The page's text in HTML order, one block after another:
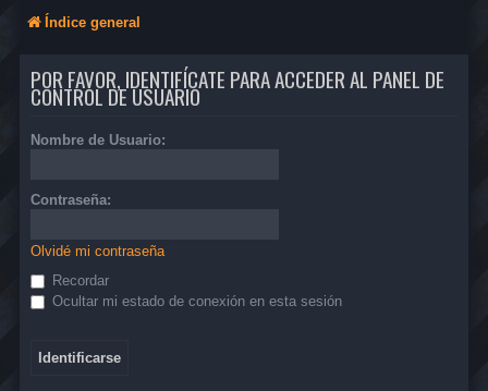
Índice general
POR FAVOR, IDENTIFÍCATE PARA ACCEDER AL PANEL DE
CONTROL DE USUARIO
Nombre de Usuario:
Contraseña:
Olvidé mi contraseña
Recordar
Ocultar mi estado de conexión en esta sesión